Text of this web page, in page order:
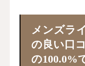
区分
メンズラ
の良い口
の100.0%